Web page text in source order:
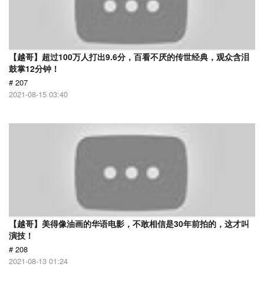
【越哥】超过100万人打出9.6分，百看不厌的传世经典，观众含泪
鼓掌12分钟！
# 207
2021-08-15 03:40
【越哥】美得像油画的华语电影，不敢相信是30年前拍的，这才叫
演技！
# 208
2021-08-13 01:24